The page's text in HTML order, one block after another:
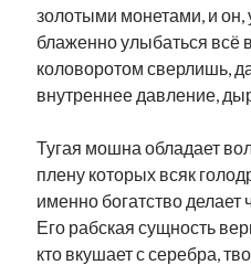
золотыми монетами, и он,
блаженно улыбаться всё
коловоротом сверлишь,
внутреннее давление,
Тугая мошна обладает
плену которых всяк
именно богатство
Его рабская сущность
кто вкушает с серебра,